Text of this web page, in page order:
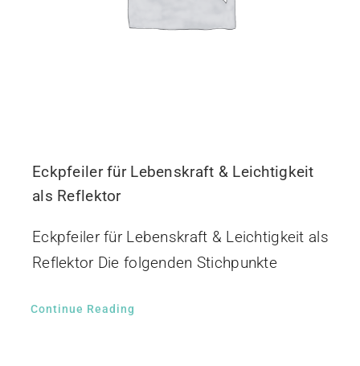
Eckpfeiler für Lebenskraft & Leichtigkeit
als Reflektor
Eckpfeiler für Lebenskraft & Leichtigkeit als
Reflektor Die folgenden Stichpunkte
Continue Reading